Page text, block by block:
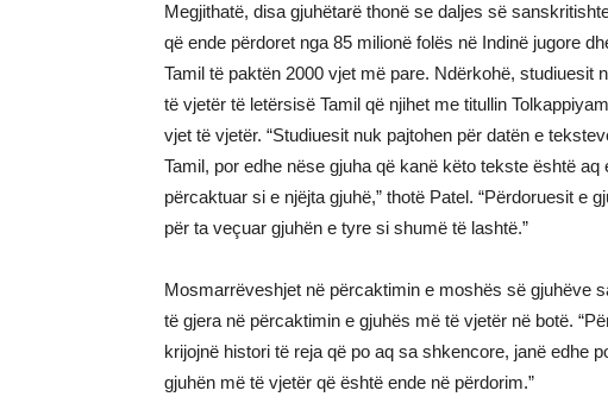
Megjithatë, disa gjuhëtarë thonë se daljes së
që ende përdoret nga 85 milionë folës në Indinë jugore
Tamil të paktën 2000 vjet më pare. Ndërkohë, studiuesit
të vjetër të letërsisë Tamil që njihet me titullin
vjet të vjetër. “Studiuesit nuk pajtohen për datën e
Tamil, por edhe nëse gjuha që kanë këto tekste është
përcaktuar si e njëjta gjuhë,” thotë Patel. “Përdoruesit e
për ta veçuar gjuhën e tyre si shumë të lashtë.”
Mosmarrëveshjet në përcaktimin e moshës së gjuhëve
të gjera në përcaktimin e gjuhës më të vjetër në botë.
krijojnë histori të reja që po aq sa shkencore, janë edhe
gjuhën më të vjetër që është ende në përdorim.”